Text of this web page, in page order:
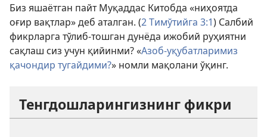
Биз яшаётган пайт Муқаддас Китобда «ниҳоятда
оғир вақтлар» деб аталган. (2 Тимўтийга 3:1) Салбий
фикрларга тўлиб-тошган дунёда ижобий руҳиятни
сақлаш сиз учун қийинми? «Азоб-уқубатларимиз
қачондир тугайдими?» номли мақолани ўқинг.
Тенгдошларингизнинг фикри